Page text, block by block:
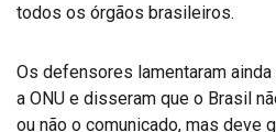
todos os órgãos brasileiros.
Os defensores lamentaram
a ONU e disseram que o Brasil
ou não o comunicado, mas deve